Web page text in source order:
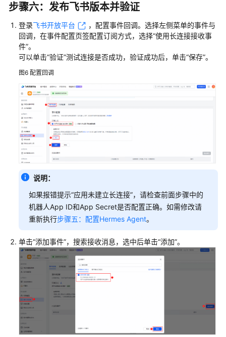
步骤六：发布飞书版本并验证
登录飞书开放平台
，配置事件回调。选择左侧菜单的事件与
回调，在事件配置页签配置订阅方式，选择“使用长连接接收事
件”。
可以单击“验证”测试连接是否成功，验证成功后，单击“保存”。
图6 配置回调
说明：
如果报错提示“应用未建立长连接”，请检查前面步骤中的
机器人App ID和App Secret是否配置正确。如需修改请
重新执行步骤五：配置Hermes Agent。
单击“添加事件”，搜索接收消息，选中后单击“添加”。